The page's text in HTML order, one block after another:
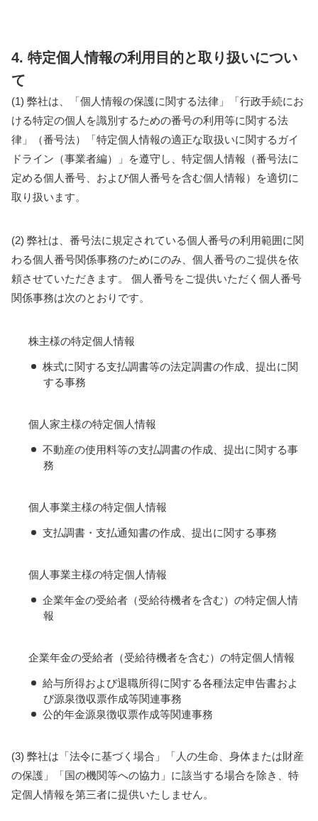
4. 特定個人情報の利用目的と取り扱いについ
て
(1) 弊社は、「個人情報の保護に関する法律」「行政手続にお
ける特定の個人を識別するための番号の利用等に関する法
律」（番号法）「特定個人情報の適正な取扱いに関するガイ
ドライン（事業者編）」を遵守し、特定個人情報（番号法に
定める個人番号、および個人番号を含む個人情報）を適切に
取り扱います。
(2) 弊社は、番号法に規定されている個人番号の利用範囲に関
わる個人番号関係事務のためにのみ、個人番号のご提供を依
頼させていただきます。 個人番号をご提供いただく個人番号
関係事務は次のとおりです。
株主様の特定個人情報
株式に関する支払調書等の法定調書の作成、提出に関
する事務
個人家主様の特定個人情報
不動産の使用料等の支払調書の作成、提出に関する事
務
個人事業主様の特定個人情報
支払調書・支払通知書の作成、提出に関する事務
個人事業主様の特定個人情報
企業年金の受給者（受給待機者を含む）の特定個人情
報
企業年金の受給者（受給待機者を含む）の特定個人情報
給与所得および退職所得に関する各種法定申告書およ
び源泉徴収票作成等関連事務
公的年金源泉徴収票作成等関連事務
(3) 弊社は「法令に基づく場合」「人の生命、身体または財産
の保護」「国の機関等への協力」に該当する場合を除き、特
定個人情報を第三者に提供いたしません。